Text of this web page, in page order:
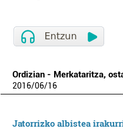
Ordizian - Merkataritza,
2016/06/16
Jatorrizko albistea